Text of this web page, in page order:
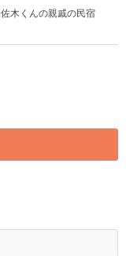
木くんの親戚の民宿